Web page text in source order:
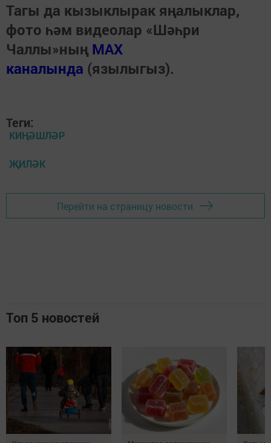
Тагы да кызыклырак яңалыклар,
фото һәм видеолар «Шәһри
Чаллы»ның MAX
каналында (язылыгыз).
Теги:
КИҢӘШЛӘР
ҖИЛӘК
Перейти на страницу новости
Топ 5 новостей